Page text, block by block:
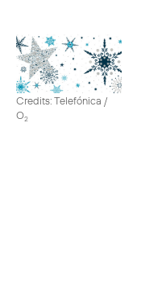
Credits: Telefónica /
O2